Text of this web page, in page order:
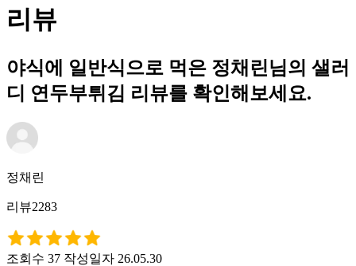
리뷰
야식에 일반식으로 먹은 정채린님의 샐러
디 연두부튀김 리뷰를 확인해보세요.
정채린
리뷰2283
조회수 37 작성일자 26.05.30